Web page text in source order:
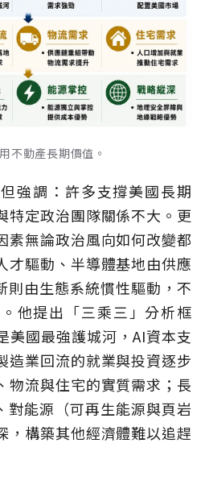
不動產長期價值。
強調：許多支撐美國長期
特定政治團隊關係不大。更
素無論政治風向如何改變都
才驅動、半導體基地由供應
則由生態系統慣性驅動，不
他提出「三乘三」分析框
美國最強護城河，AI資本支
造業回流的就業與投資逐步
物流與住宅的實質需求；長
對能源（可再生能源與頁岩
，構築其他經濟體難以追趕